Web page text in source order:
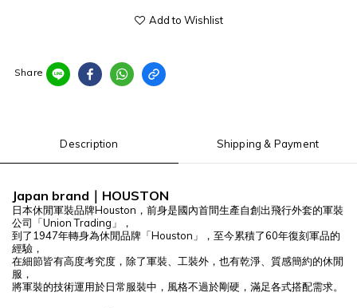
Add to Wishlist
Share
Description Shipping & Payment
Japan brand ｜ HOUSTON
日本休閒軍裝品牌Houston ，前身是國內首間生產自創出飛行外套的軍裝
公司「Union Trading 」，
到了 1947年轉身為休閒品牌「Houston 」，至今累積了60年復刻軍品的
經驗，
在細節皆有高度考究度，除了軍裝、工裝外，也有乾淨、質感簡約的休閒
服，
將軍裝的技術運用於日常服裝中，風格不過於剛硬，滿足各式搭配需求。